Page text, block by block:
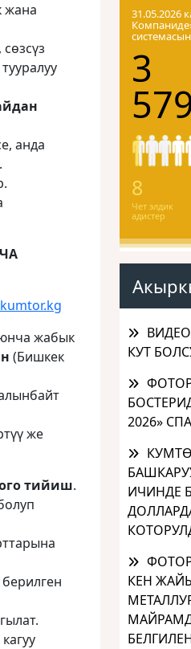
жана
анда
жабык
(Бишкек
же
тийиш.
31.05.2026
3
8
Чет элдик
адистер
КУТ
2026»
ИЧИНДЕ
КЕН